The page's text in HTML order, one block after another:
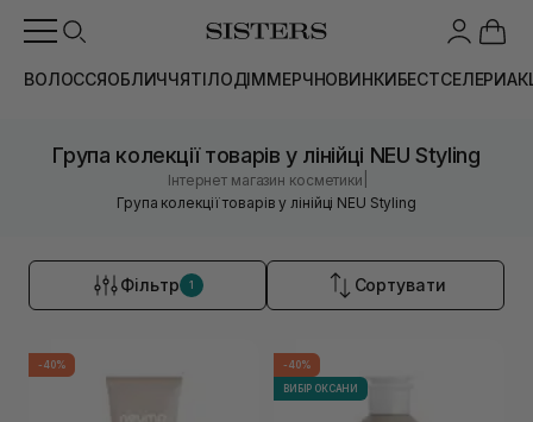
ВОЛОССЯОБЛИЧЧЯТІЛОДІММЕРЧНОВИНКИБЕСТСЕЛЕРИ
Група колекції товарів у лінійці NEU Styling
Інтернет магазин косметики
Група колекції товарів у лінійці NEU Styling
Фільтр 1 Сортувати
-40%
-40%
ВИБІР ОКСАНИ